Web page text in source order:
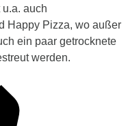
auch
Happy Pizza, wo außer
ein paar getrocknete
werden.